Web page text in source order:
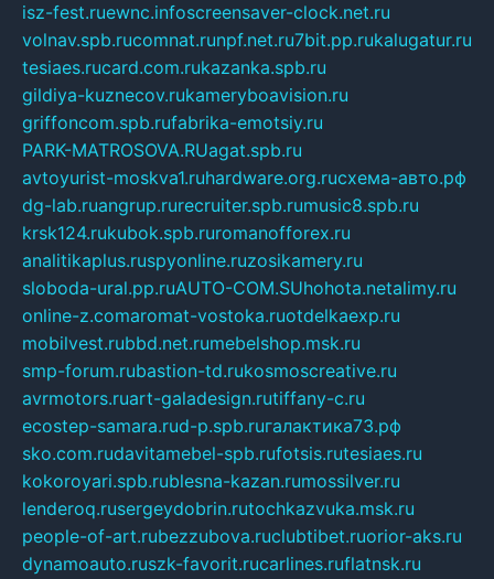
isz-fest.ruewnc.infoscreensaver-clock.net.ru
volnav.spb.rucomnat.runpf.net.ru7bit.pp.rukalugatur.ru
tesiaes.rucard.com.rukazanka.spb.ru
gildiya-kuznecov.rukameryboavision.ru
griffoncom.spb.rufabrika-emotsiy.ru
PARK-MATROSOVA.RUagat.spb.ru
avtoyurist-moskva1.ruhardware.org.ruсхема-авто.рф
dg-lab.ruangrup.rurecruiter.spb.rumusic8.spb.ru
krsk124.rukubok.spb.ruromanofforex.ru
analitikaplus.ruspyonline.ruzosikamery.ru
sloboda-ural.pp.ruAUTO-COM.SUhohota.netalimy.ru
online-z.comaromat-vostoka.ruotdelkaexp.ru
mobilvest.rubbd.net.rumebelshop.msk.ru
smp-forum.rubastion-td.rukosmoscreative.ru
avrmotors.ruart-galadesign.rutiffany-c.ru
ecostep-samara.rud-p.spb.ruгалактика73.рф
sko.com.rudavitamebel-spb.rufotsis.rutesiaes.ru
kokoroyari.spb.rublesna-kazan.rumossilver.ru
lenderoq.rusergeydobrin.rutochkazvuka.msk.ru
people-of-art.rubezzubova.ruclubtibet.ruorior-aks.ru
dynamoauto.ruszk-favorit.rucarlines.ruflatnsk.ru